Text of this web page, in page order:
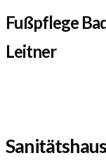
Fußpflege
Leitner